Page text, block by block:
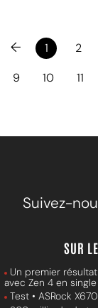
← 1 2
9
10 11
Suivez-
SUR
Un premier
avec Zen 4 en
Test • ASRock